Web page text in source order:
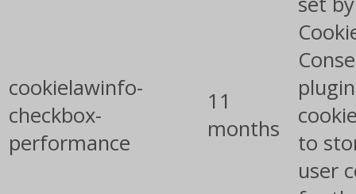
cookielawinfo-
checkbox-
performance
11
months
to
user